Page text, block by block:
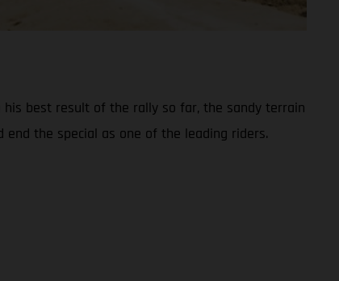
his best result of the rally so far, the sandy terrain
the special as one of the leading riders.